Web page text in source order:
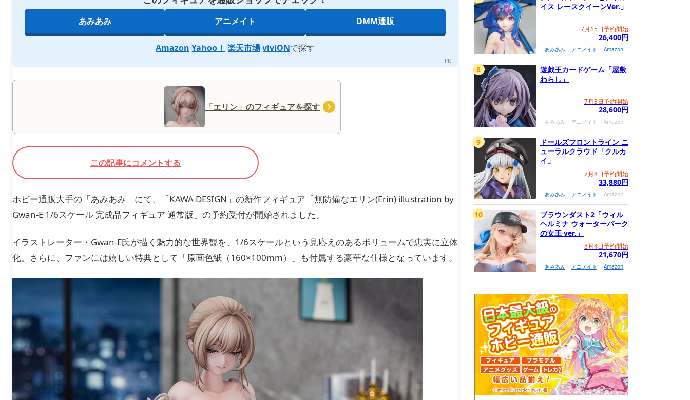
あみあみ アニメイト DMM通販
Amazon Yahoo！ 楽天市場 viviONで探す
「エリン」のフィギュアを探す
この記事にコメントする
ホビー通販大手の「あみあみ」にて、「KAWA DESIGN」の新作フィギュア「無防備なエリン(Erin) illustration by
Gwan-E 1/6スケール 完成品フィギュア 通常版」の予約受付が開始されました。
イラストレーター・Gwan-E氏が描く魅力的な世界観を、1/6スケールという見応えのあるボリュームで忠実に立体
化。さらに、ファンには嬉しい特典として「原画色紙（160×100mm）」も付属する豪華な仕様となっています。
イス レースクイーンVer.」
7月15日予約開始
26,400円
あみあみ アニメイト Amazon
遊戯王カードゲーム「屋敷
わらし」
7月3日予約開始
28,600円
あみあみ アニメイト Amazon
8
ドールズフロントライン ニ
ューラルクラウド「クルカ
イ」
7月8日予約開始
33,880円
あみあみ アニメイト Amazon
9
ブラウンダスト2「ウィル
ヘルミナ ウォーターパーク
の女王 ver.」
8月4日予約開始
21,670円
あみあみ アニメイト Amazon
10